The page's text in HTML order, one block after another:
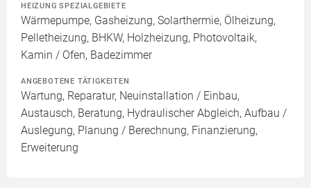
HEIZUNG SPEZIALGEBIETE
Wärmepumpe, Gasheizung, Solarthermie, Ölheizung,
Pelletheizung, BHKW, Holzheizung, Photovoltaik,
Kamin / Ofen, Badezimmer
ANGEBOTENE TÄTIGKEITEN
Wartung, Reparatur, Neuinstallation / Einbau,
Austausch, Beratung, Hydraulischer Abgleich, Aufbau /
Auslegung, Planung / Berechnung, Finanzierung,
Erweiterung